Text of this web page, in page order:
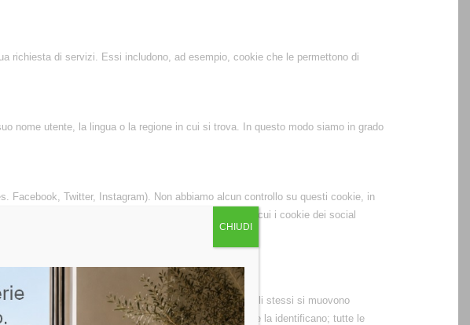
richiesta di servizi. Essi includono, ad esempio, cookie che le permettono di
nome utente, la lingua o la regione in cui si trova. In questo modo siamo in grado
Facebook, Twitter, Instagram). Non abbiamo alcun controllo su questi cookie, in
social plug-in per saperne di più riguardo al modo in cui i cookie dei social
esempio di contare i visitatori e vedere in che modo gli stessi si muovono
Questi cookie non raccolgono informazioni che la identificano; tutte le
CHIUDI